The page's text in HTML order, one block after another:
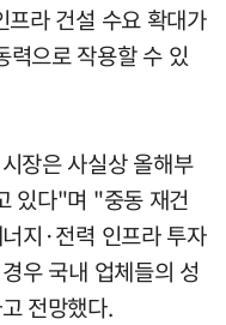
라 건설 수요 확대가
력으로 작용할 수 있
장은 사실상 올해부
있다"며 "중동 재건
지·전력 인프라 투자
우 국내 업체들의 성
전망했다.